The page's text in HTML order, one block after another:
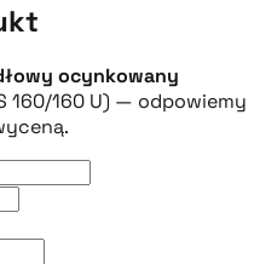
ocynkowany
160/160 U) — odpowiemy